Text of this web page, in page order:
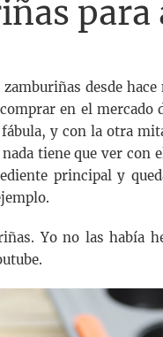
para
desde
en el mercado
y con la otra
tiene que ver con
principal y
Yo no las había